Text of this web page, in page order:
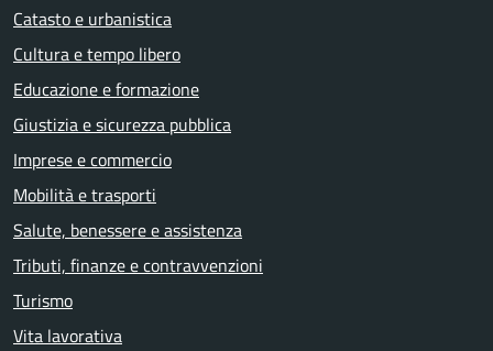
Catasto e urbanistica
Cultura e tempo libero
Educazione e formazione
Giustizia e sicurezza pubblica
Imprese e commercio
Mobilità e trasporti
Salute, benessere e assistenza
Tributi, finanze e contravvenzioni
Turismo
Vita lavorativa